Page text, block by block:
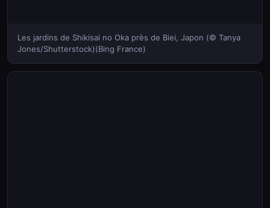
Les jardins de Shikisai no Oka près de Biei, Japon (© Tanya
Jones/Shutterstock)(Bing France)